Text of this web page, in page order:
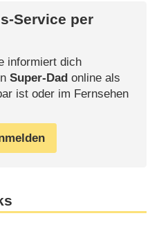
Service per
informiert dich
Super-Dadonline als
ist oder im Fernsehen